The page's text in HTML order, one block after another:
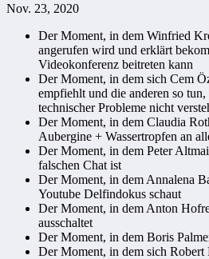
Nov. 23, 2020
Der Moment, in dem Winfried
angerufen wird und erklärt
Videokonferenz beitreten kann
Der Moment, in dem sich Cem
empfiehlt und die anderen so
technischer Probleme nicht
Der Moment, in dem Claudia
Aubergine + Wassertropfen an
Der Moment, in dem Peter
falschen Chat ist
Der Moment, in dem Annalena
Youtube Delfindokus schaut
Der Moment, in dem Anton
ausschaltet
Der Moment, in dem Boris
Der Moment, in dem sich Robert